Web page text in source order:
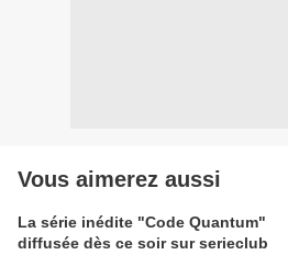
Vous aimerez aussi
La série inédite "Code Quantum"
diffusée dès ce soir sur serieclub